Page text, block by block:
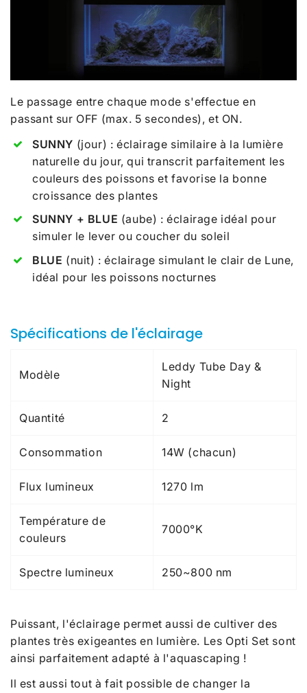
Le passage entre chaque mode s'effectue en
passant sur OFF (max. 5 secondes), et ON.
SUNNY (jour) : éclairage similaire à la lumière
naturelle du jour, qui transcrit parfaitement les
couleurs des poissons et favorise la bonne
croissance des plantes
SUNNY + BLUE (aube) : éclairage idéal pour
simuler le lever ou coucher du soleil
BLUE (nuit) : éclairage simulant le clair de Lune,
idéal pour les poissons nocturnes
Spécifications de l'éclairage
Modèle
Leddy Tube Day &
Night
Quantité 2
Consommation 14W (chacun)
Flux lumineux 1270 lm
Température de
couleurs
7000°K
Spectre lumineux 250~800 nm
Puissant, l'éclairage permet aussi de cultiver des
plantes très exigeantes en lumière. Les Opti Set sont
ainsi parfaitement adapté à l'aquascaping !
Il est aussi tout à fait possible de changer la